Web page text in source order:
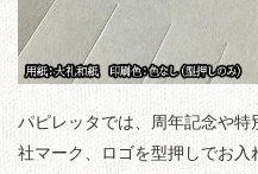
パピレッタでは、周年記念や
社マーク、ロゴを型押しでお